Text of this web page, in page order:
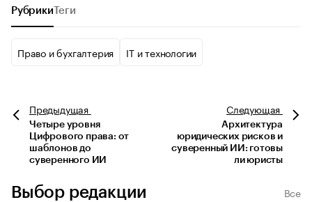
Рубрики Теги
Право и бухгалтерия IT и технологии
Предыдущая
Четыре уровня
Цифрового права: от
шаблонов до
суверенного ИИ
Следующая
Архитектура
юридических рисков и
суверенный ИИ: готовы
ли юристы
Выбор редакции
Все